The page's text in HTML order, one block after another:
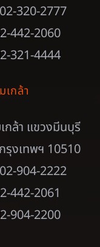
320-2777
442-2060
321-4444
เกล้า
กล้า แขวงมีนบุรี
รุงเทพฯ 10510
904-2222
442-2061
904-2200